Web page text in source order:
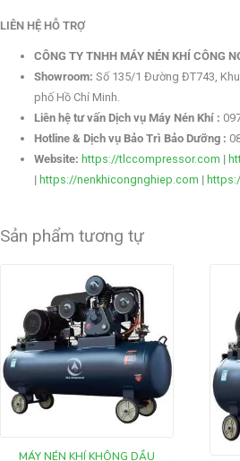
LIÊN HỆ HỖ TRỢ
CÔNG TY TNHH MÁY NÉN KHÍ CÔNG
Showroom: Số 135/1 Đường ĐT743,
phố Hồ Chí Minh.
Liên hệ tư vấn Dịch vụ Máy Nén Khí :
Hotline & Dịch vụ Bảo Trì Bảo Dưỡng :
Website: https://tlccompressor.com |
| https://nenkhicongnghiep.com |
Sản phẩm tương tự
MÁY NÉN KHÍ KHÔNG DẦU